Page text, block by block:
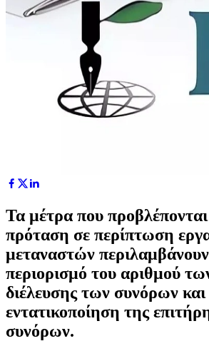
Τα μέτρα που
πρόταση σε περίπτωση
μεταναστών
περιορισμό του αριθμού
διέλευσης των συνόρων
εντατικοποίηση της
συνόρων.